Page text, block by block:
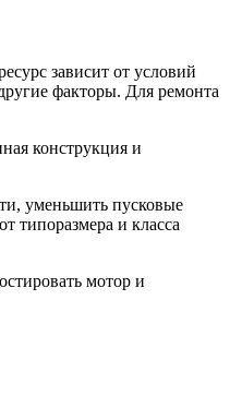
зависит от условий
факторы. Для ремонта
конструкция и
уменьшить пусковые
типоразмера и класса
мотор и